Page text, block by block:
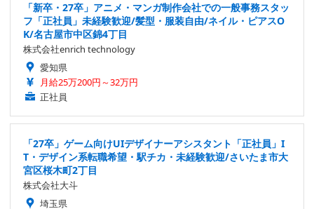
「新卒・27卒」アニメ・マンガ制作会社での一般事務スタッ
フ「正社員」未経験歓迎/髪型・服装自由/ネイル・ピアスO
K/名古屋市中区錦4丁目
株式会社enrich technology
愛知県
月給25万200円～32万円
正社員
「27卒」ゲーム向けUIデザイナーアシスタント「正社員」I
T・デザイン系転職希望・駅チカ・未経験歓迎/さいたま市大
宮区桜木町2丁目
株式会社大斗
埼玉県